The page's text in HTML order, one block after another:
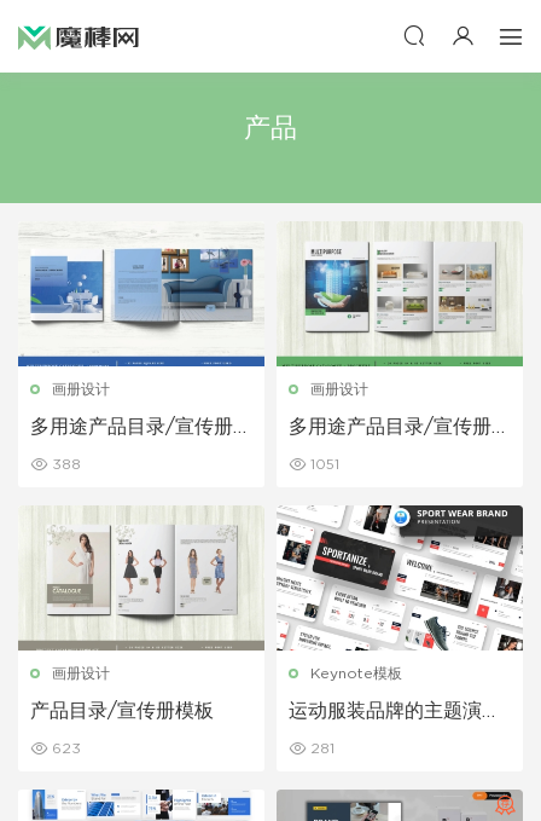
产品
画册设计
多用途产品目录/宣传册模
388
画册设计
多用途产品目录/宣传册模
1051
画册设计
产品目录/宣传册模板
623
Keynote模板
运动服装品牌的主题演讲
281